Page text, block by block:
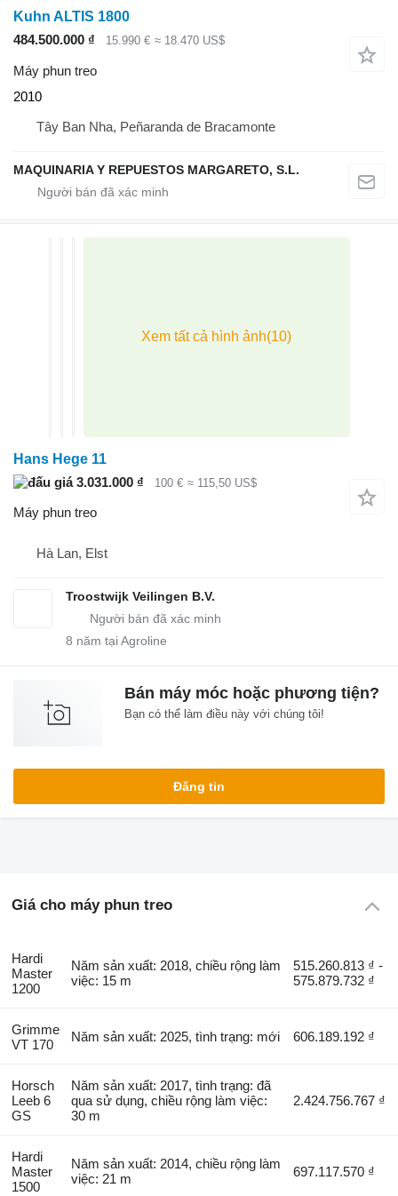
Kuhn ALTIS 1800
484.500.000 ₫
15.990 € ≈ 18.470 US$
Máy phun treo
2010
Tây Ban Nha, Peñaranda de Bracamonte
MAQUINARIA Y REPUESTOS MARGARETO, S.L.
Hans Hege 11
3.031.000 ₫
100 € ≈ 115,50 US$
Máy phun treo
Hà Lan, Elst
Troostwijk Veilingen B.V.
8 năm tại Agroline
Bán máy móc hoặc phương tiện?
Bạn có thể làm điều này với chúng tôi!
Đăng tin
Giá cho máy phun treo
Hardi
Master
1200
Năm sản xuất: 2018, chiều rộng làm
việc: 15 m
515.260.813 ₫ -
575.879.732 ₫
Grimme
VT 170
Năm sản xuất: 2025, tình trạng: mới 606.189.192 ₫
Horsch
Leeb 6
GS
Năm sản xuất: 2017, tình trạng: đã
qua sử dụng, chiều rộng làm việc:
30 m
2.424.756.767 ₫
Hardi
Master
1500
Năm sản xuất: 2014, chiều rộng làm
việc: 21 m
697.117.570 ₫